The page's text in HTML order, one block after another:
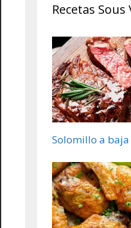
Recetas Sous
Solomillo a